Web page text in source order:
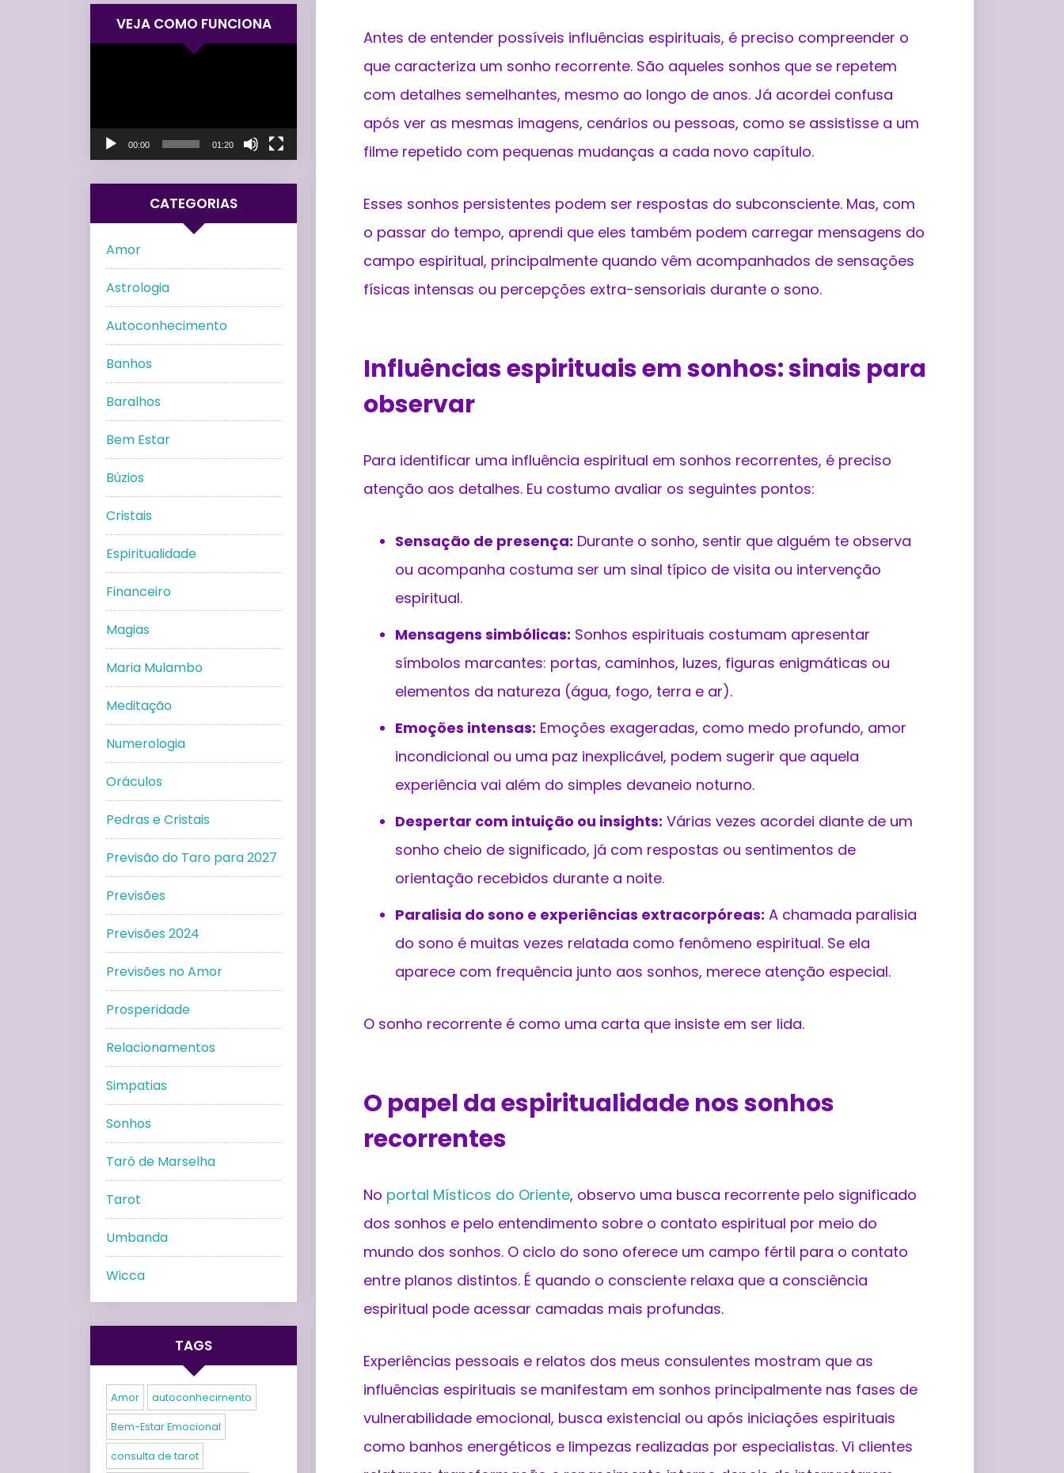
Antes de entender possíveis influências espirituais, é preciso compreender o
que caracteriza um sonho recorrente. São aqueles sonhos que se repetem
com detalhes semelhantes, mesmo ao longo de anos. Já acordei confusa
após ver as mesmas imagens, cenários ou pessoas, como se assistisse a um
filme repetido com pequenas mudanças a cada novo capítulo.
Esses sonhos persistentes podem ser respostas do subconsciente. Mas, com
o passar do tempo, aprendi que eles também podem carregar mensagens do
campo espiritual, principalmente quando vêm acompanhados de sensações
físicas intensas ou percepções extra-sensoriais durante o sono.
Influências espirituais em sonhos: sinais para
observar
Para identificar uma influência espiritual em sonhos recorrentes, é preciso
atenção aos detalhes. Eu costumo avaliar os seguintes pontos:
Sensação de presença: Durante o sonho, sentir que alguém te observa
ou acompanha costuma ser um sinal típico de visita ou intervenção
espiritual.
Mensagens simbólicas: Sonhos espirituais costumam apresentar
símbolos marcantes: portas, caminhos, luzes, figuras enigmáticas ou
elementos da natureza (água, fogo, terra e ar).
Emoções intensas: Emoções exageradas, como medo profundo, amor
incondicional ou uma paz inexplicável, podem sugerir que aquela
experiência vai além do simples devaneio noturno.
Despertar com intuição ou insights: Várias vezes acordei diante de um
sonho cheio de significado, já com respostas ou sentimentos de
orientação recebidos durante a noite.
Paralisia do sono e experiências extracorpóreas: A chamada paralisia
do sono é muitas vezes relatada como fenômeno espiritual. Se ela
aparece com frequência junto aos sonhos, merece atenção especial.
O sonho recorrente é como uma carta que insiste em ser lida.
O papel da espiritualidade nos sonhos
recorrentes
No portal Místicos do Oriente, observo uma busca recorrente pelo significado
dos sonhos e pelo entendimento sobre o contato espiritual por meio do
mundo dos sonhos. O ciclo do sono oferece um campo fértil para o contato
entre planos distintos. É quando o consciente relaxa que a consciência
espiritual pode acessar camadas mais profundas.
Experiências pessoais e relatos dos meus consulentes mostram que as
influências espirituais se manifestam em sonhos principalmente nas fases de
vulnerabilidade emocional, busca existencial ou após iniciações espirituais
como banhos energéticos e limpezas realizadas por especialistas. Vi clientes
VEJA COMO FUNCIONA
00:00 01:20
CATEGORIAS
Amor
Astrologia
Autoconhecimento
Banhos
Baralhos
Bem Estar
Búzios
Cristais
Espiritualidade
Financeiro
Magias
Maria Mulambo
Meditação
Numerologia
Oráculos
Pedras e Cristais
Previsão do Taro para 2027
Previsões
Previsões 2024
Previsões no Amor
Prosperidade
Relacionamentos
Simpatias
Sonhos
Tarô de Marselha
Tarot
Umbanda
Wicca
TAGS
Amor autoconhecimento
Bem-Estar Emocional
consulta de tarot